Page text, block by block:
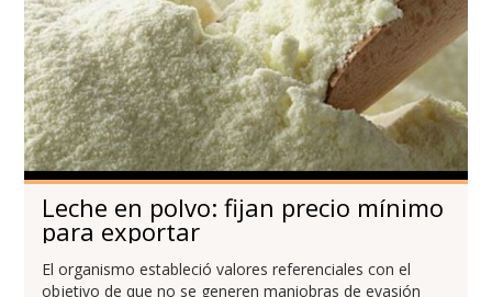
Leche en polvo: fijan precio mínimo
para exportar
El organismo estableció valores referenciales con el
objetivo de que no se generen maniobras de evasión